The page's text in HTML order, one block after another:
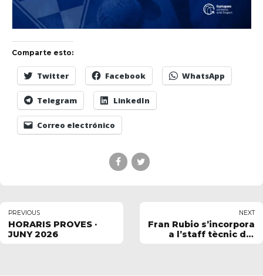
Comparte esto:
Twitter Facebook WhatsApp
Telegram LinkedIn
Correo electrónico
PREVIOUS
HORARIS PROVES ·
JUNY 2026
NEXT
Fran Rubio s’incorpora
a l’staff tècnic del